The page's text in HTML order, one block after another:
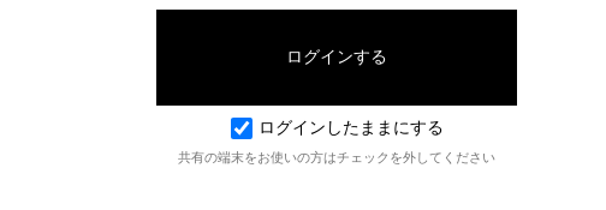
ログインしたままにする
共有の端末をお使いの方はチェックを外してください